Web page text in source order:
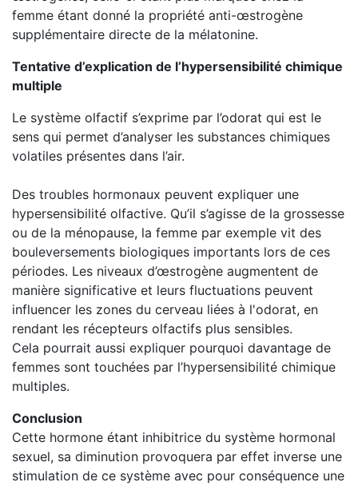
femme étant donné la propriété anti-œstrogène
supplémentaire directe de la mélatonine.
Tentative d’explication de l’hypersensibilité chimique
multiple
Le système olfactif s’exprime par l’odorat qui est le
sens qui permet d’analyser les substances chimiques
volatiles présentes dans l’air.
Des troubles hormonaux peuvent expliquer une
hypersensibilité olfactive. Qu’il s’agisse de la grossesse
ou de la ménopause, la femme par exemple vit des
bouleversements biologiques importants lors de ces
périodes. Les niveaux d’œstrogène augmentent de
manière significative et leurs fluctuations peuvent
influencer les zones du cerveau liées à l'odorat, en
rendant les récepteurs olfactifs plus sensibles.
Cela pourrait aussi expliquer pourquoi davantage de
femmes sont touchées par l’hypersensibilité chimique
multiples.
Conclusion
Cette hormone étant inhibitrice du système hormonal
sexuel, sa diminution provoquera par effet inverse une
stimulation de ce système avec pour conséquence une